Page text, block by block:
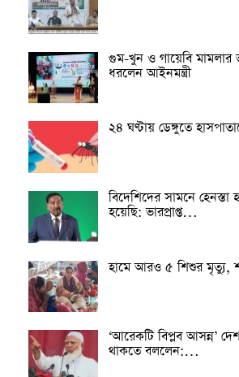
গুম-খুন ও গায়েবি মামলার
ধরলেন আইনমন্ত্রী
২৪ ঘণ্টায় ডেঙ্গুতে
বিদেশিদের সামনে
হয়েছি: ভারপ্রাপ্ত…
হামে আরও ৫ শিশুর মৃত্যু,
‘আরেকটি বিপ্লব আসন্ন’
থাকতে বললেন:…